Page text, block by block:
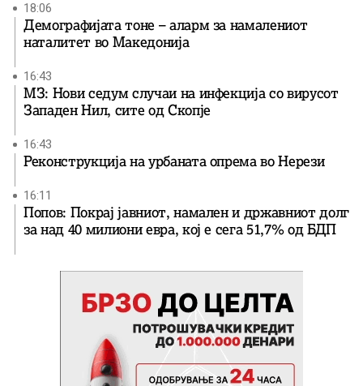
18:06
Демографијата тоне – аларм за намалениот
наталитет во Македонија
16:43
МЗ: Нови седум случаи на инфекција со вирусот
Западен Нил, сите од Скопје
16:43
Реконструкција на урбаната опрема во Нерези
16:11
Попов: Покрај јавниот, намален и државниот долг
за над 40 милиони евра, кој e сега 51,7% од БДП